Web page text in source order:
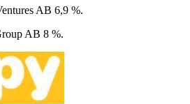
AB 6,9 %.
AB 8 %.